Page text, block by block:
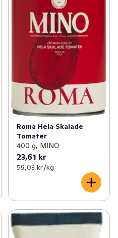
Roma Hela Skalade
Tomater
400 g, MINO
23,61 kr
59,03 kr /kg